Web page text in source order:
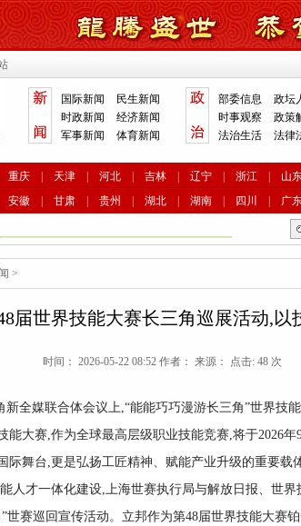
国际新闻
民生新闻
时政新闻
经济新闻
军事新闻
体育新闻
部委信息
政坛
时事观察
政策
法治生活
法律
重庆 天津 河北 吉林 辽宁 浙江 山
安徽 甘肃 贵州 湖北 湖南 四川 广
>
届世界技能大赛长三角巡展活动,以
时间： 2026-05-22 08:52 作者： 来源： 点击: 48 次
新全媒联合体会议上,“能能巧巧漫游长三角”世界技
能大赛,作为全球最高层级职业技能竞赛,将于2026年
际舞台,更是弘扬工匠精神、赋能产业升级的重要载
人才一体化建设,上海世赛执行局与解放日报、世界
世赛巡回宣传活动。立邦作为第48届世界技能大赛